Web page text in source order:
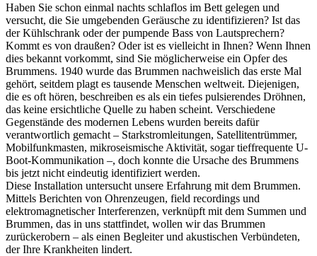
Haben Sie schon einmal nachts schlaflos im Bett gelegen und
versucht, die Sie umgebenden Geräusche zu identifizieren? Ist das
der Kühlschrank oder der pumpende Bass von Lautsprechern?
Kommt es von draußen? Oder ist es vielleicht in Ihnen? Wenn Ihnen
dies bekannt vorkommt, sind Sie möglicherweise ein Opfer des
Brummens. 1940 wurde das Brummen nachweislich das erste Mal
gehört, seitdem plagt es tausende Menschen weltweit. Diejenigen,
die es oft hören, beschreiben es als ein tiefes pulsierendes Dröhnen,
das keine ersichtliche Quelle zu haben scheint. Verschiedene
Gegenstände des modernen Lebens wurden bereits dafür
verantwortlich gemacht – Starkstromleitungen, Satellitentrümmer,
Mobilfunkmasten, mikroseismische Aktivität, sogar tieffrequente U-
Boot-Kommunikation –, doch konnte die Ursache des Brummens
bis jetzt nicht eindeutig identifiziert werden.
Diese Installation untersucht unsere Erfahrung mit dem Brummen.
Mittels Berichten von Ohrenzeugen, field recordings und
elektromagnetischer Interferenzen, verknüpft mit dem Summen und
Brummen, das in uns stattfindet, wollen wir das Brummen
zurückerobern – als einen Begleiter und akustischen Verbündeten,
der Ihre Krankheiten lindert.